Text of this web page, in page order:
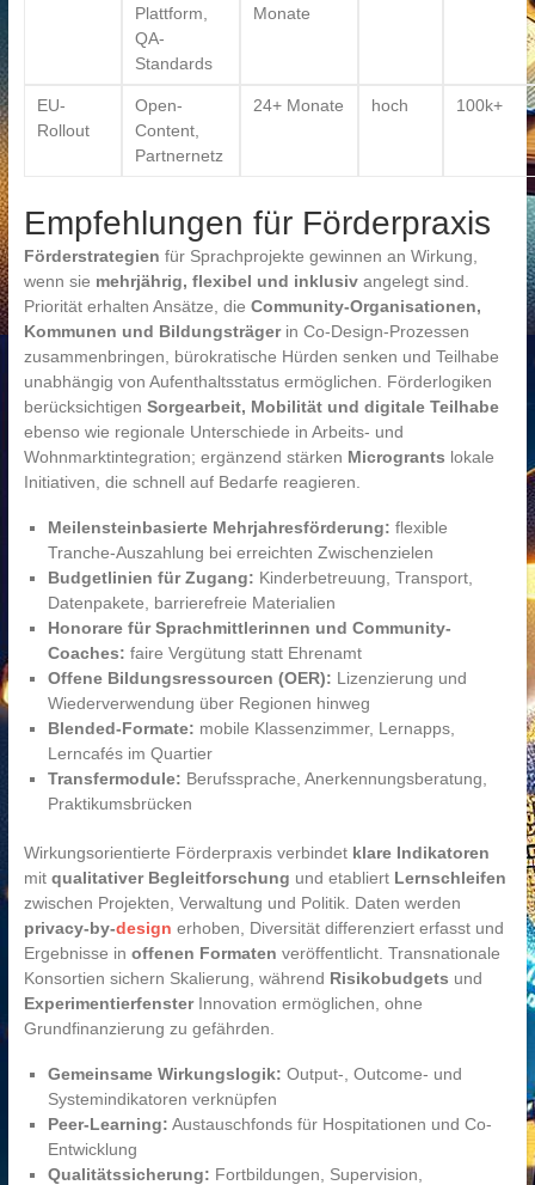
Plattform,
QA-
Standards
Monate
EU-
Rollout
Open-
Content,
Partnernetz
24+ Monate hoch 100k+
Empfehlungen für Förderpraxis
Förderstrategien für Sprachprojekte gewinnen an Wirkung,
wenn sie mehrjährig, flexibel und inklusivangelegt sind.
Priorität erhalten Ansätze, die Community-Organisationen,
Kommunen und Bildungsträgerin Co-Design-Prozessen
zusammenbringen, bürokratische Hürden senken und Teilhabe
unabhängig von Aufenthaltsstatus ermöglichen. Förderlogiken
berücksichtigen Sorgearbeit, Mobilität und digitale Teilhabe
ebenso wie regionale Unterschiede in Arbeits- und
Wohnmarktintegration; ergänzend stärken Microgrants lokale
Initiativen, die schnell auf Bedarfe reagieren.
Meilensteinbasierte Mehrjahresförderung: flexible
Tranche-Auszahlung bei erreichten Zwischenzielen
Budgetlinien für Zugang: Kinderbetreuung, Transport,
Datenpakete, barrierefreie Materialien
Honorare für Sprachmittlerinnen und Community-
Coaches: faire Vergütung statt Ehrenamt
Offene Bildungsressourcen (OER): Lizenzierung und
Wiederverwendung über Regionen hinweg
Blended-Formate: mobile Klassenzimmer, Lernapps,
Lerncafés im Quartier
Transfermodule: Berufssprache, Anerkennungsberatung,
Praktikumsbrücken
Wirkungsorientierte Förderpraxis verbindet klare Indikatoren
mit qualitativer Begleitforschung und etabliert Lernschleifen
zwischen Projekten, Verwaltung und Politik. Daten werden
privacy-by-design erhoben, Diversität differenziert erfasst und
Ergebnisse in offenen Formaten veröffentlicht. Transnationale
Konsortien sichern Skalierung, während Risikobudgets und
ExperimentierfensterInnovation ermöglichen, ohne
Grundfinanzierung zu gefährden.
Gemeinsame Wirkungslogik: Output-, Outcome- und
Systemindikatoren verknüpfen
Peer-Learning: Austauschfonds für Hospitationen und Co-
Entwicklung
Qualitätssicherung: Fortbildungen, Supervision,